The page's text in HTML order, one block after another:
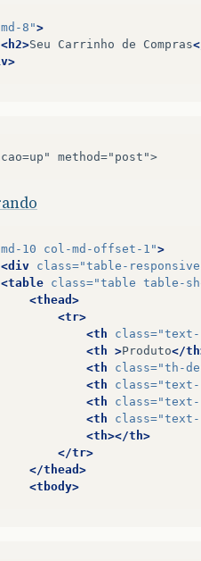
8">
<h2>Seu Carrinho de Compras
method="post">
10 col-md-offset-1">
<div class="table-
<table class="table table-
<thead>
<tr>
<th
class="text-
<th >Produto</
<th
class="th-
<th
class=
<th
class=
<th
class=
<th></th>
</tr>
</thead>
<tbody>